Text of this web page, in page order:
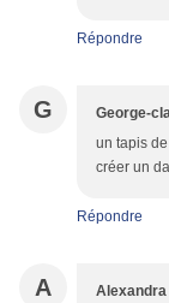
Répondre
G George-
un tapis
créer un
Répondre
A Alexandra